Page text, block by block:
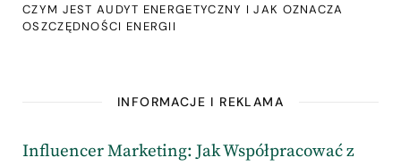
CZYM JEST AUDYT ENERGETYCZNY I JAK OZNACZA
OSZCZĘDNOŚCI ENERGII
INFORMACJE I REKLAMA
Influencer Marketing: Jak Współpracować z